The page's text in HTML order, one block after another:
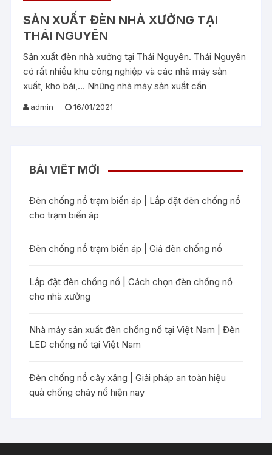
SẢN XUẤT ĐÈN NHÀ XƯỞNG TẠI
THÁI NGUYÊN
Sản xuất đèn nhà xưởng tại Thái Nguyên. Thái Nguyên
có rất nhiều khu công nghiệp và các nhà máy sản
xuất, kho bãi,… Những nhà máy sản xuất cần
admin 16/01/2021
BÀI VIẾT MỚI
Đèn chống nổ trạm biến áp | Lắp đặt đèn chống nổ
cho trạm biến áp
Đèn chống nổ trạm biến áp | Giá đèn chống nổ
Lắp đặt đèn chống nổ | Cách chọn đèn chống nổ
cho nhà xưởng
Nhà máy sản xuất đèn chống nổ tại Việt Nam | Đèn
LED chống nổ tại Việt Nam
Đèn chống nổ cây xăng | Giải pháp an toàn hiệu
quả chống cháy nổ hiện nay